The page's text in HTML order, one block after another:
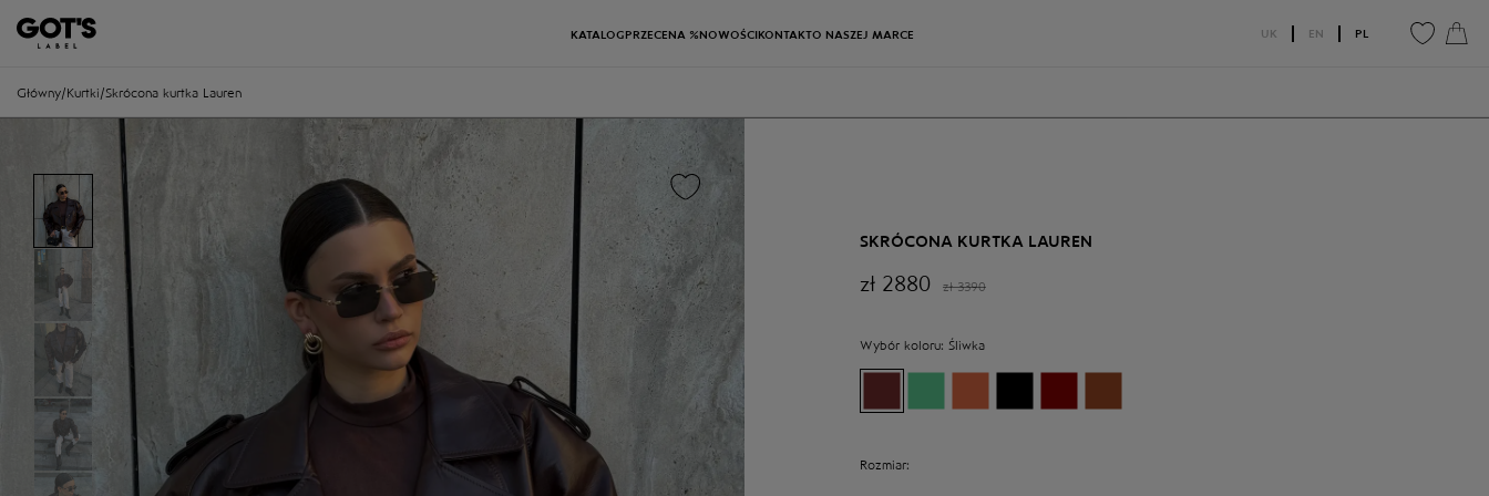
KATALOG PRZECENA %NOWOŚCIKONTAKTO NASZEJ MARCE UK EN PL
Główny/ Kurtki/ Skrócona kurtka Lauren
SKRÓCONA KURTKA LAUREN
zł 2880 zł 3390
Wybór koloru: Śliwka
Rozmiar: